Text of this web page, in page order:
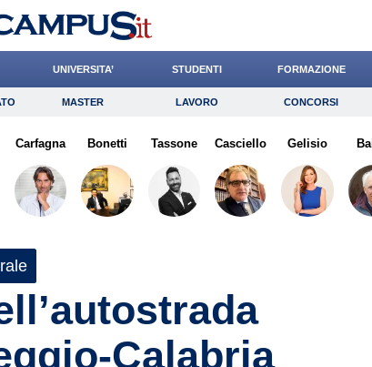
UNIVERSITA’ STUDENTI FORMAZIONE
Master Lavoro Concorsi
Consigli Risparmio Diritto
MASTER LAVORO CONCORSI
Carfagna Bonetti Tassone Casciello Gelisio
Calabria